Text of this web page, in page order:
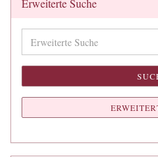
Erweiterte Suche
Suche